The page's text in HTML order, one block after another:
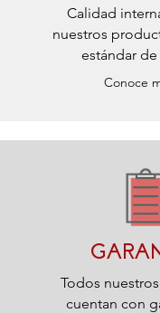
Calidad
nuestros
estándar
Conoce
Todos
cuentan con